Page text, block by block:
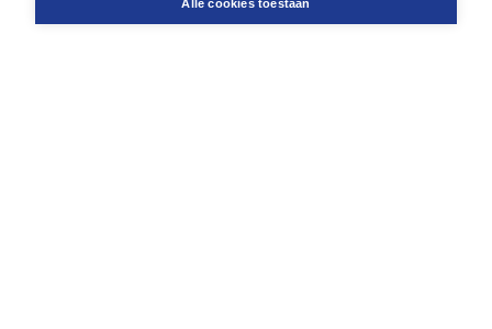
Alle cookies toestaan